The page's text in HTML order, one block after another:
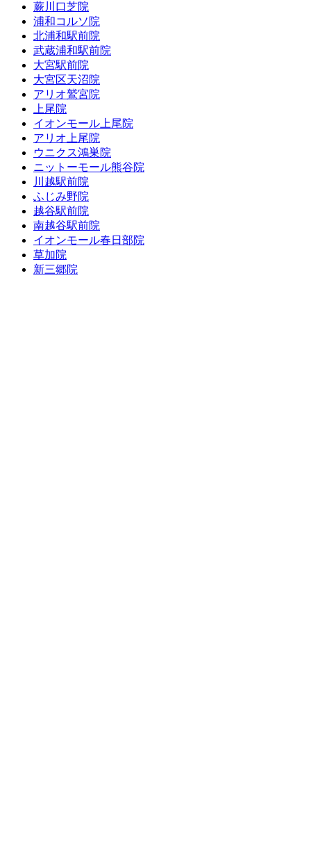
蕨川口芝院
浦和コルソ院
北浦和駅前院
武蔵浦和駅前院
大宮駅前院
大宮区天沼院
アリオ鷲宮院
上尾院
イオンモール上尾院
アリオ上尾院
ウニクス鴻巣院
ニットーモール熊谷院
川越駅前院
ふじみ野院
越谷駅前院
南越谷駅前院
イオンモール春日部院
草加院
新三郷院